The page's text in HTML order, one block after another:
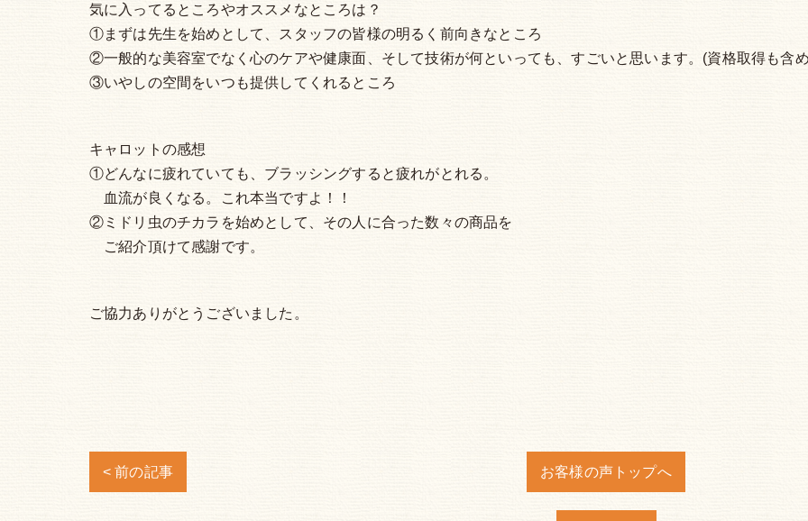
気に入ってるところやオススメなところは？
①まずは先生を始めとして、スタッフの皆様の明るく前向きなところ
②一般的な美容室でなく心のケアや健康面、そして技術が何といっても、すごいと思います。(資格取得も含
③いやしの空間をいつも提供してくれるところ
キャロットの感想
①どんなに疲れていても、ブラッシングすると疲れがとれる。
血流が良くなる。これ本当ですよ！！
②ミドリ虫のチカラを始めとして、その人に合った数々の商品を
ご紹介頂けて感謝です。
ご協力ありがとうございました。
< 前の記事 お客様の声トップへ